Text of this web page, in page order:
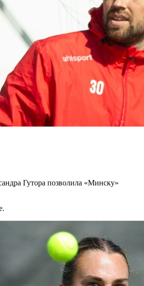
Гутора позволила «Минску»